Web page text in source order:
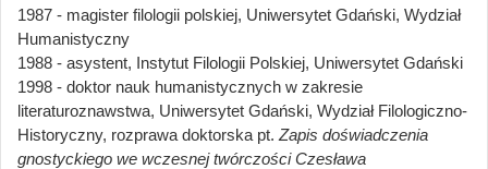
1987 - magister filologii polskiej, Uniwersytet Gdański, Wydział
Humanistyczny
1988 - asystent, Instytut Filologii Polskiej, Uniwersytet Gdański
1998 - doktor nauk humanistycznych w zakresie
literaturoznawstwa, Uniwersytet Gdański, Wydział Filologiczno-
Historyczny, rozprawa doktorska pt. Zapis doświadczenia
gnostyckiego we wczesnej twórczości Czesława